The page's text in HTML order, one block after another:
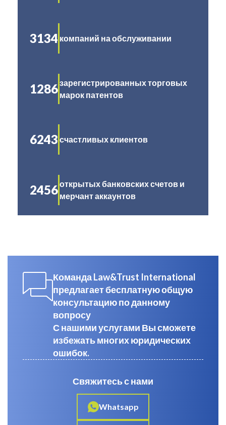
3134 компаний на обслуживании
1286зарегистрированных торговых
марок патентов
6243 счастливых клиентов
2456открытых банковских счетов и
мерчант аккаунтов
Команда Law&Trust International
предлагает бесплатную общую
консультацию по данному
вопросу
С нашими услугами Вы сможете
избежать многих юридических
ошибок.
Свяжитесь с нами
Whatsapp